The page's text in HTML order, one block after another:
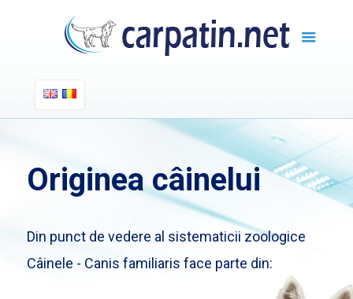
Originea câinelui
Din punct de vedere al sistematicii zoologice
Câinele - Canis familiaris face parte din: